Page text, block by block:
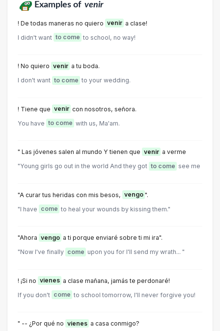
Examples of venir
! De todas maneras no quiero venir a clase!
I didn't want to come to school, no way!
! No quiero venir a tu boda.
I don't want to come to your wedding.
! Tiene que venir con nosotros, señora.
You have to come with us, Ma'am.
" Las jóvenes salen al mundo Y tienen que venir a verme
"Young girls go out in the world And they got to come see me
"A curar tus heridas con mis besos, vengo ".
"I have come to heal your wounds by kissing them."
"Ahora vengo a ti porque enviaré sobre ti mi ira".
"Now I've finally come upon you for I'll send my wrath... "
! ¡Si no vienes a clase mañana, jamás te perdonaré!
If you don't come to school tomorrow, I'll never forgive you!
" -- ¿Por qué no vienes a casa conmigo?